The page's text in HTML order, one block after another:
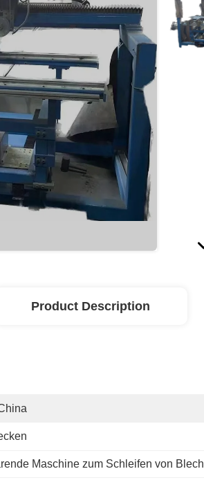
Product Description
Maschine zum Schleifen von Blech